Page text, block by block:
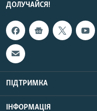
ДОЛУЧАЙСЯ!
ПІДТРИМКА
ІНФОРМАЦІЯ